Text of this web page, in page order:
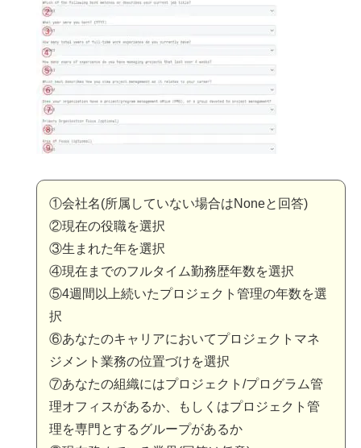
①会社名(所属していない場合はNoneと回答)
②現在の役職を選択
③生まれた年を選択
④現在までのフルタイム勤務歴年数を選択
⑤4週間以上続いたプロジェクト管理の年数を選
択
⑥あなたのキャリアにおいてプロジェクトマネ
ジメント業務の位置づけを選択
⑦あなたの組織にはプロジェクト/プログラム管
理オフィスがあるか、もしくはプロジェクト管
理を専門とするグループがあるか